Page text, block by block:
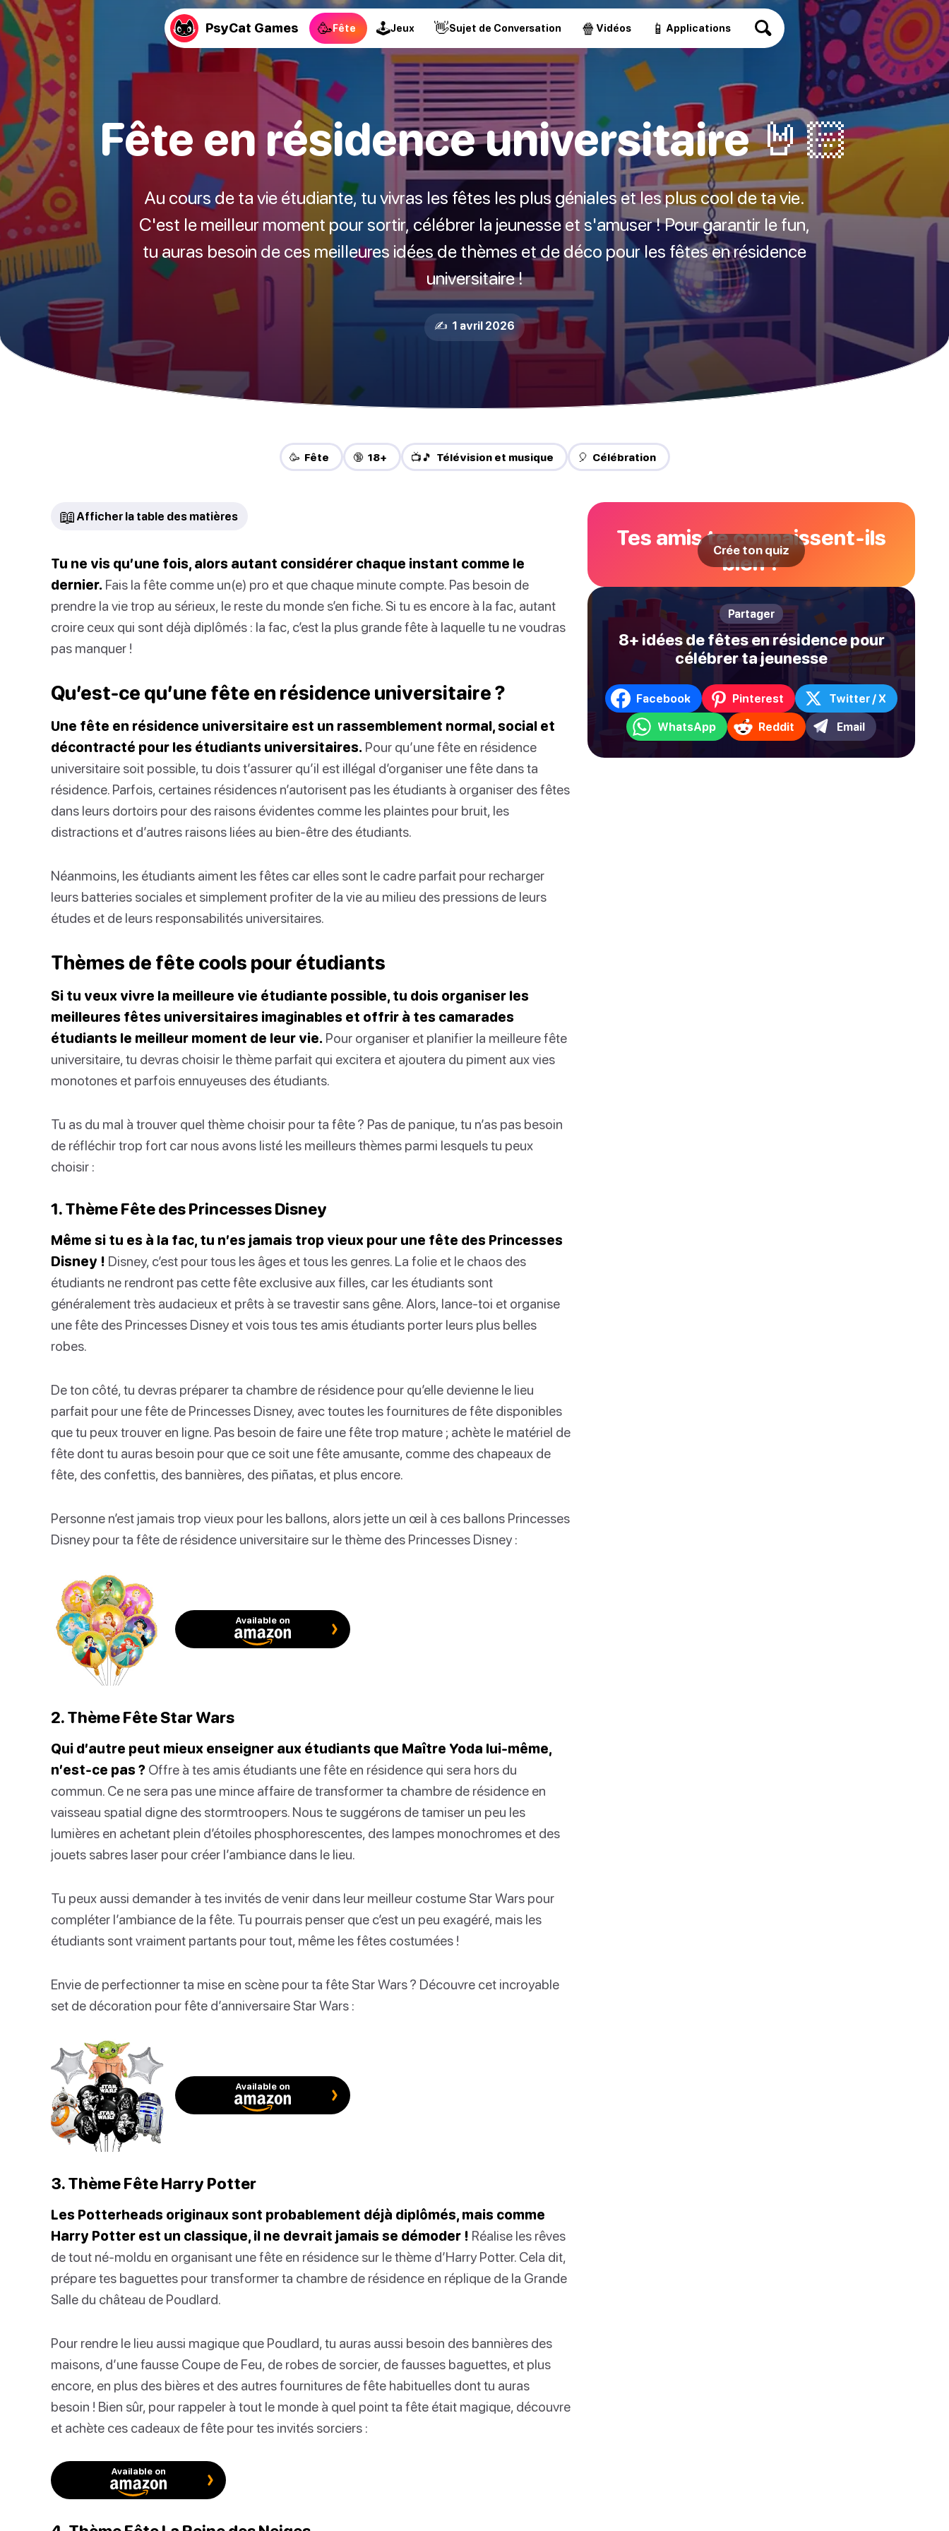
PsyCat Games 🥳Fête 🕹Jeux 👋Sujet de Conversation 🍿 Vidéos 📱 Applications
Fête en résidence universitaire 🤘🏻
Au cours de ta vie étudiante, tu vivras les fêtes les plus géniales et les plus cool de ta vie.
C'est le meilleur moment pour sortir, célébrer la jeunesse et s'amuser ! Pour garantir le fun,
tu auras besoin de ces meilleures idées de thèmes et de déco pour les fêtes en résidence
universitaire !
✍️ 1 avril 2026
🥳 Fête 🔞 18+ 📺🎵 Télévision et musique 🎈 Célébration
📖 Afficher la table des matières
Tu ne vis qu’une fois, alors autant considérer chaque instant comme le
dernier. Fais la fête comme un(e) pro et que chaque minute compte. Pas besoin de
prendre la vie trop au sérieux, le reste du monde s’en fiche. Si tu es encore à la fac, autant
croire ceux qui sont déjà diplômés : la fac, c’est la plus grande fête à laquelle tu ne voudras
pas manquer !
Qu’est-ce qu’une fête en résidence universitaire ?
Une fête en résidence universitaire est un rassemblement normal, social et
décontracté pour les étudiants universitaires. Pour qu’une fête en résidence
universitaire soit possible, tu dois t’assurer qu’il est illégal d’organiser une fête dans ta
résidence. Parfois, certaines résidences n’autorisent pas les étudiants à organiser des fêtes
dans leurs dortoirs pour des raisons évidentes comme les plaintes pour bruit, les
distractions et d’autres raisons liées au bien-être des étudiants.
Néanmoins, les étudiants aiment les fêtes car elles sont le cadre parfait pour recharger
leurs batteries sociales et simplement profiter de la vie au milieu des pressions de leurs
études et de leurs responsabilités universitaires.
Thèmes de fête cools pour étudiants
Si tu veux vivre la meilleure vie étudiante possible, tu dois organiser les
meilleures fêtes universitaires imaginables et offrir à tes camarades
étudiants le meilleur moment de leur vie. Pour organiser et planifier la meilleure fête
universitaire, tu devras choisir le thème parfait qui excitera et ajoutera du piment aux vies
monotones et parfois ennuyeuses des étudiants.
Tu as du mal à trouver quel thème choisir pour ta fête ? Pas de panique, tu n’as pas besoin
de réfléchir trop fort car nous avons listé les meilleurs thèmes parmi lesquels tu peux
choisir :
1. Thème Fête des Princesses Disney
Même si tu es à la fac, tu n’es jamais trop vieux pour une fête des Princesses
Disney ! Disney, c’est pour tous les âges et tous les genres. La folie et le chaos des
étudiants ne rendront pas cette fête exclusive aux filles, car les étudiants sont
généralement très audacieux et prêts à se travestir sans gêne. Alors, lance-toi et organise
une fête des Princesses Disney et vois tous tes amis étudiants porter leurs plus belles
robes.
De ton côté, tu devras préparer ta chambre de résidence pour qu’elle devienne le lieu
parfait pour une fête de Princesses Disney, avec toutes les fournitures de fête disponibles
que tu peux trouver en ligne. Pas besoin de faire une fête trop mature ; achète le matériel de
fête dont tu auras besoin pour que ce soit une fête amusante, comme des chapeaux de
fête, des confettis, des bannières, des piñatas, et plus encore.
Personne n’est jamais trop vieux pour les ballons, alors jette un œil à ces ballons Princesses
Disney pour ta fête de résidence universitaire sur le thème des Princesses Disney :
Available on
2. Thème Fête Star Wars
Qui d’autre peut mieux enseigner aux étudiants que Maître Yoda lui-même,
n’est-ce pas ? Offre à tes amis étudiants une fête en résidence qui sera hors du
commun. Ce ne sera pas une mince affaire de transformer ta chambre de résidence en
vaisseau spatial digne des stormtroopers. Nous te suggérons de tamiser un peu les
lumières en achetant plein d’étoiles phosphorescentes, des lampes monochromes et des
jouets sabres laser pour créer l’ambiance dans le lieu.
Tu peux aussi demander à tes invités de venir dans leur meilleur costume Star Wars pour
compléter l’ambiance de la fête. Tu pourrais penser que c’est un peu exagéré, mais les
étudiants sont vraiment partants pour tout, même les fêtes costumées !
Envie de perfectionner ta mise en scène pour ta fête Star Wars ? Découvre cet incroyable
set de décoration pour fête d’anniversaire Star Wars :
Available on
3. Thème Fête Harry Potter
Les Potterheads originaux sont probablement déjà diplômés, mais comme
Harry Potter est un classique, il ne devrait jamais se démoder ! Réalise les rêves
de tout né-moldu en organisant une fête en résidence sur le thème d’Harry Potter. Cela dit,
prépare tes baguettes pour transformer ta chambre de résidence en réplique de la Grande
Salle du château de Poudlard.
Pour rendre le lieu aussi magique que Poudlard, tu auras aussi besoin des bannières des
maisons, d’une fausse Coupe de Feu, de robes de sorcier, de fausses baguettes, et plus
encore, en plus des bières et des autres fournitures de fête habituelles dont tu auras
besoin ! Bien sûr, pour rappeler à tout le monde à quel point ta fête était magique, découvre
et achète ces cadeaux de fête pour tes invités sorciers :
Available on
Tes amis te connaissent-ils
bien ?
Crée ton quiz
Partager
8+ idées de fêtes en résidence pour
célébrer ta jeunesse
Facebook Pinterest Twitter / X
WhatsApp Reddit Email